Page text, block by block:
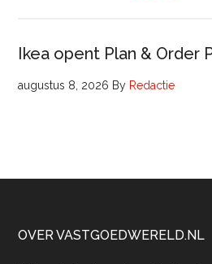
Ikea opent Plan & Order
augustus 8, 2026 By Redactie
Footer
OVER VASTGOEDWERELD.NL